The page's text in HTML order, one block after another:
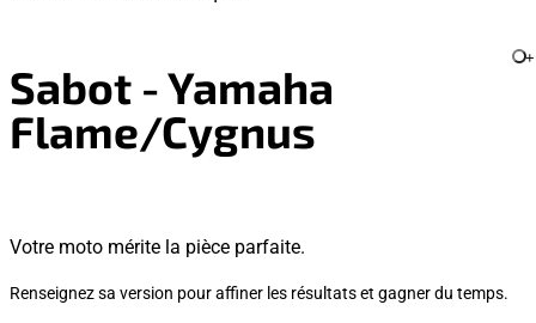
Sabot - Yamaha
Flame/Cygnus
+
Votre moto mérite la pièce parfaite.
Renseignez sa version pour affiner les résultats et gagner du temps.